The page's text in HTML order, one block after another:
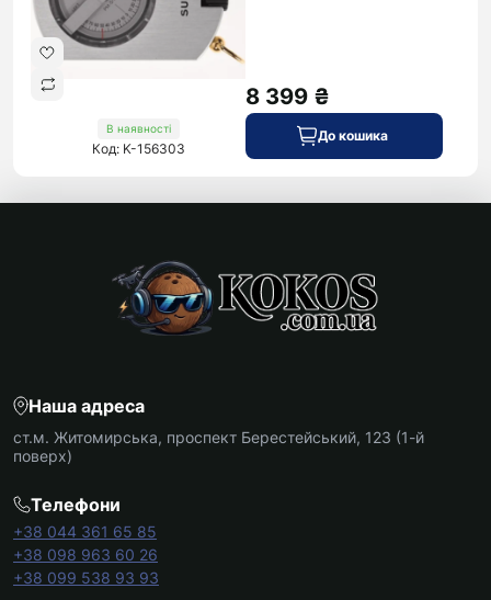
В наявності
Код: K-156303
8 399 ₴
До кошика
Наша адреса
ст.м. Житомирська, проспект Берестейський, 123 (1-й
поверх)
Телефони
+38 044 361 65 85
+38 098 963 60 26
+38 099 538 93 93